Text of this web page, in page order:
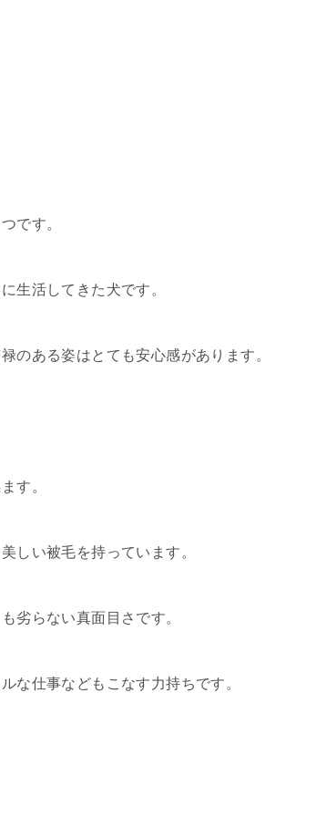
です。
生活してきた犬です。
のある姿はとても安心感があります。
す。
しい被毛を持っています。
劣らない真面目さです。
な仕事などもこなす力持ちです。